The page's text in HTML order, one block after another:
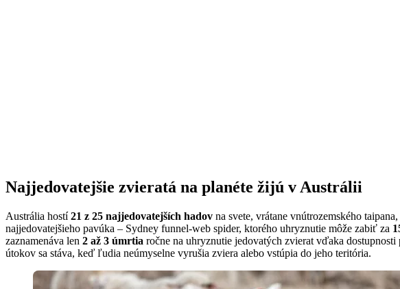
Najjedovatejšie zvieratá na planéte žijú v Austrálii
Austrália hostí21 z 25 najjedovatejších hadov na svete, vrátane vnútrozemského
najjedovatejšieho pavúka – Sydney funnel-web spider, ktorého uhryznutie môže zabiť za
zaznamenáva len 2 až 3 úmrtia ročne na uhryznutie jedovatých zvierat vďaka
útokov sa stáva, keď ľudia neúmyselne vyrušia zviera alebo vstúpia do jeho teritória.